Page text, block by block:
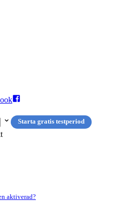
Starta gratis testperiod
aktiverad?